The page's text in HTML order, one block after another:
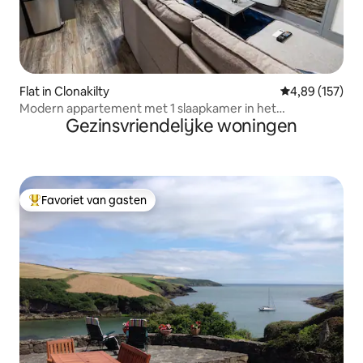
Flat in Clonakilty Gemiddelde
4,89 (157)
Modern appartement met 1 slaapkamer in het
stadscentrumGezinsvriendelijke woningen
Topfavoriet van gasten
Favoriet van gasten